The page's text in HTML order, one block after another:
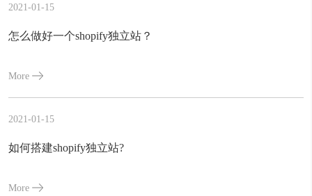
2021-01-15
怎么做好一个shopify独立站？
More
2021-01-15
如何搭建shopify独立站?
More